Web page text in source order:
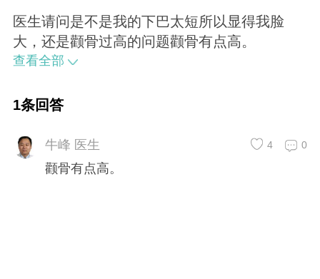
医生请问是不是我的下巴太短所以显得我脸
大，还是颧骨过高的问题颧骨有点高。
查看全部
1条回答
牛峰 医生 0
4
颧骨有点高。